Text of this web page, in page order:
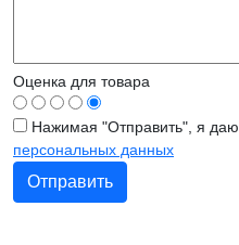
Оценка для товара
Нажимая "Отправить", я даю
персональных данных